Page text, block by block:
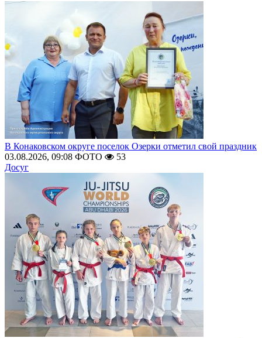
В Конаковском округе поселок Озерки отметил свой праздник
03.08.2026, 09:08 ФОТО
53
Досуг